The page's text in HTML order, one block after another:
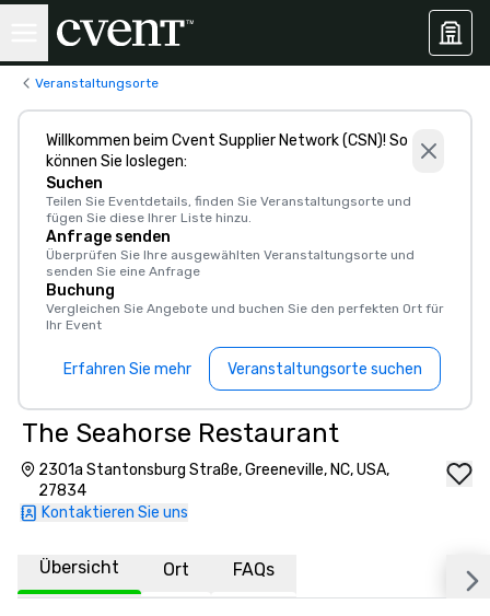
Veranstaltungsorte
Willkommen beim Cvent Supplier Network (CSN)! So
können Sie loslegen:
Suchen
Teilen Sie Eventdetails, finden Sie Veranstaltungsorte und
fügen Sie diese Ihrer Liste hinzu.
Anfrage senden
Überprüfen Sie Ihre ausgewählten Veranstaltungsorte und
senden Sie eine Anfrage
Buchung
Vergleichen Sie Angebote und buchen Sie den perfekten Ort für
Ihr Event
Erfahren Sie mehr Veranstaltungsorte suchen
The Seahorse Restaurant
2301a Stantonsburg Straße, Greeneville, NC, USA,
27834
Kontaktieren Sie uns
Übersicht Ort FAQs